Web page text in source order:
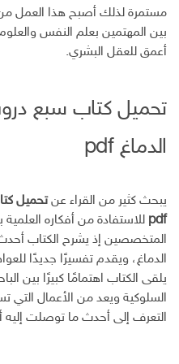
مستمرة لذلك أصبح هذا العمل
بين المهتمين بعلم النفس
أعمق للعقل البشري.
تحميل كتاب سبع
الدماغ pdf
يبحث كثير من القراء عنتحميل
pdf للاستفادة من أفكاره
المتخصصين إذ يشرح الكتاب
الدماغ، ويقدم تفسيرًا جديدًا
يلقى الكتاب اهتمامًا كبيرًا بين
السلوكية ويعد من الأعمال
التعرف إلى أحدث ما توصلت